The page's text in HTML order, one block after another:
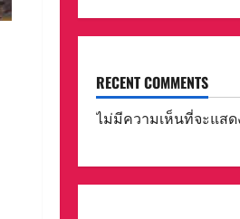
RECENT COMMENTS
ไม่มีความเห็นที่จะแสด